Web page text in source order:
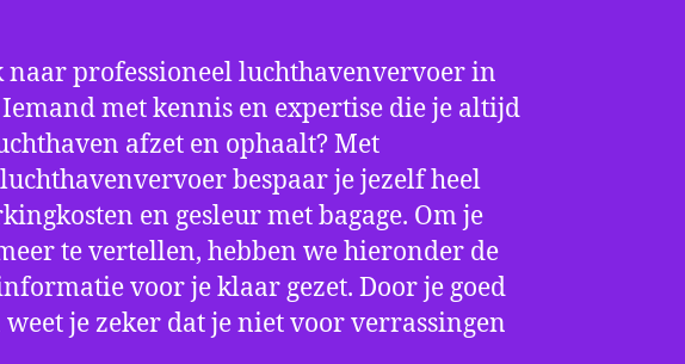
naar professioneel luchthavenvervoer in
met kennis en expertise die je altijd
afzet en ophaalt? Met
bespaar je jezelf heel
en gesleur met bagage. Om je
te vertellen, hebben we hieronder de
voor je klaar gezet. Door je goed
je zeker dat je niet voor verrassingen